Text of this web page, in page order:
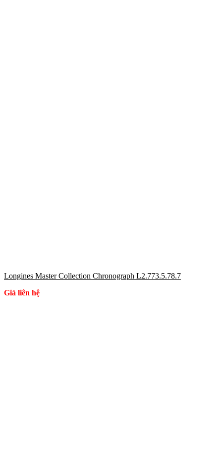
Longines Master Collection Chronograph L2.773.5.78.7
Giá liên hệ